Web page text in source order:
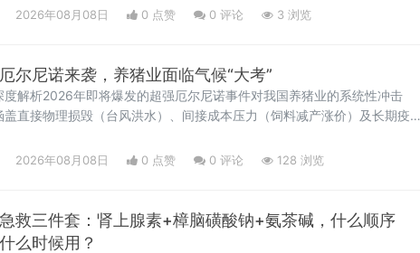
退。涵盖THI超标预警、不可逆损伤特征及核心防控逻辑，为夏季肉牛精准
2026年08月08日 0 点赞 0 评论 3 浏览
尔尼诺来袭，养猪业面临气候“大考”
度解析2026年即将爆发的超强厄尔尼诺事件对我国养猪业的系统性冲击
直接物理损毁（台风洪水）、间接成本压力（饲料减产涨价）及长期疫病
候中心、海洋预报中心权威预测，并提供可落地的常态化防灾指南：设施加
2026年08月08日 0 点赞 0 评论 128 浏览
救三件套：肾上腺素+樟脑磺酸钠+氨茶碱，什么顺序
么时候用？